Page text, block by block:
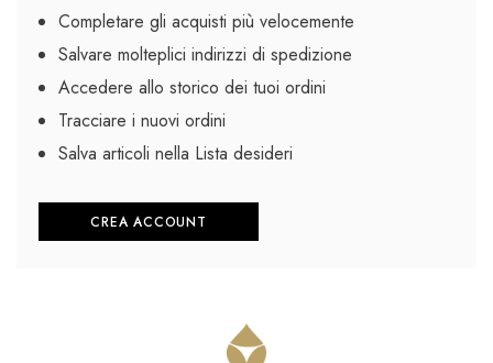
Completare gli acquisti più velocemente
Salvare molteplici indirizzi di spedizione
Accedere allo storico dei tuoi ordini
Tracciare i nuovi ordini
Salva articoli nella Lista desideri
CREA ACCOUNT